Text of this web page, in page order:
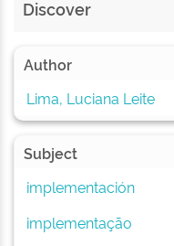
Discover
Author
Lima, Luciana Leite
Subject
implementación
implementação